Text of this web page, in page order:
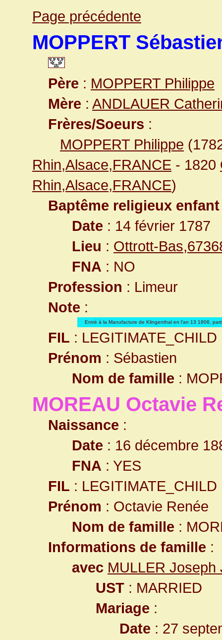
Page précédente
MOPPERT
Père : MOPPERT Philippe
Mère : ANDLAUER
Frères/Soeurs :
MOPPERT Philippe
Rhin,Alsace,FRANCE - 1820
Rhin,Alsace,FRANCE)
Baptême religieux enfant
Date : 14 février 1787
Lieu : Ottrott-
FNA : NO
Profession : Limeur
Note :
Entré à la Manufacture de Klingenthal en l'an 13 1806,
FIL : LEGITIMATE_CHILD
Prénom : Sébastien
Nom de famille :
MOREAU Octavie
Naissance :
Date : 16 décembre
FNA : YES
FIL : LEGITIMATE_CHILD
Prénom : Octavie Renée
Nom de famille :
Informations de famille :
avec MULLER Joseph
UST : MARRIED
Mariage :
Date : 27